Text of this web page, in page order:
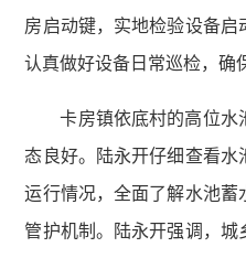
房启动键，实地检验设备
认真做好设备日常巡检，确
卡房镇依底村的高位水
态良好。陆永开仔细查看
运行情况，全面了解水池蓄
管护机制。陆永开强调，